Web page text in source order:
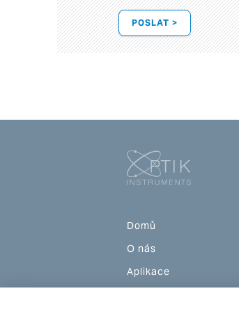
POSLAT >
Domů
O nás
Aplikace